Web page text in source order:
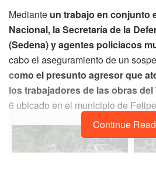
Mediante un trabajo en conjunto
Nacional, la Secretaría de la
(Sedena) y agentes policiacos
cabo el aseguramiento de un
como el presunto agresor que
los trabajadores de las obras del
6 ubicado en el municipio de
Continue